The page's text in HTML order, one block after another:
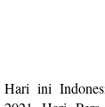
Hari ini